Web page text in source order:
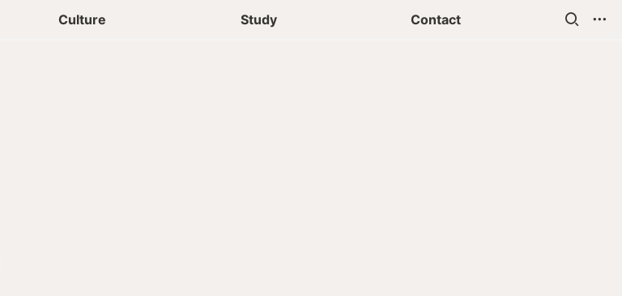
Culture Study Contact
청년들 일상